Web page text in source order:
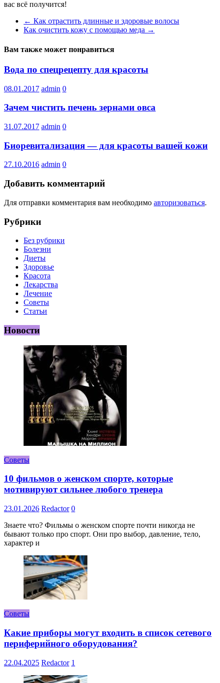
вас всё получится!
← Как отрастить длинные и здоровые волосы
Как очистить кожу с помощью меда →
Вам также может понравиться
Вода по спецрецепту для красоты
08.01.2017 admin 0
Зачем чистить печень зернами овса
31.07.2017 admin 0
Биоревитализация — для красоты вашей кожи
27.10.2016 admin 0
Добавить комментарий
Для отправки комментария вам необходимо авторизоваться.
Рубрики
Без рубрики
Болезни
Диеты
Здоровье
Красота
Лекарства
Лечение
Советы
Статьи
Новости
Советы
10 фильмов о женском спорте, которые
мотивируют сильнее любого тренера
23.01.2026 Redactor 0
Знаете что? Фильмы о женском спорте почти никогда не
бывают только про спорт. Они про выбор, давление, тело,
характер и
Советы
Какие приборы могут входить в список сетевого
периферийного оборудования?
22.04.2025 Redactor 1